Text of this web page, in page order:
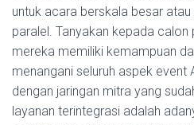
untuk acara berskala besar
paralel. Tanyakan kepada calon
mereka memiliki kemampuan
menangani seluruh aspek event
dengan jaringan mitra yang
layanan terintegrasi adalah